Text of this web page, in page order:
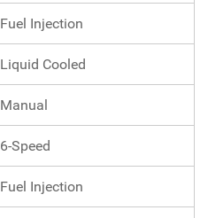
Fuel Injection
Liquid Cooled
Manual
6-Speed
Fuel Injection